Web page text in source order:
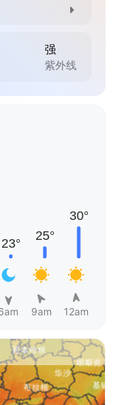
强
紫外线
9am 12am